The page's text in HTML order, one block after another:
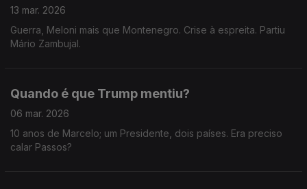
13 mar. 2026
Guerra, Meloni mais que Montenegro. Crise à espreita. Partiu
Mário Zambujal.
Quando é que Trump mentiu?
06 mar. 2026
10 anos de Marcelo; um Presidente, dois países. Era preciso
calar Passos?